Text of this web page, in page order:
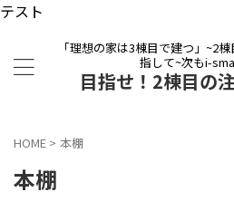
テスト
「理想の家は3棟目で建つ」~2
指して~次もi-
目指せ！2棟目の
HOME > 本棚
本棚